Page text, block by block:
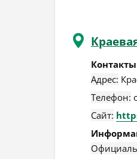
Адрес:
Телефон:
Сайт: